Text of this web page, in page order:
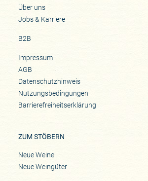
Über uns
Jobs & Karriere
B2B
Impressum
AGB
Datenschutzhinweis
Nutzungsbedingungen
Barrierefreiheitserklärung
ZUM STÖBERN
Neue Weine
Neue Weingüter